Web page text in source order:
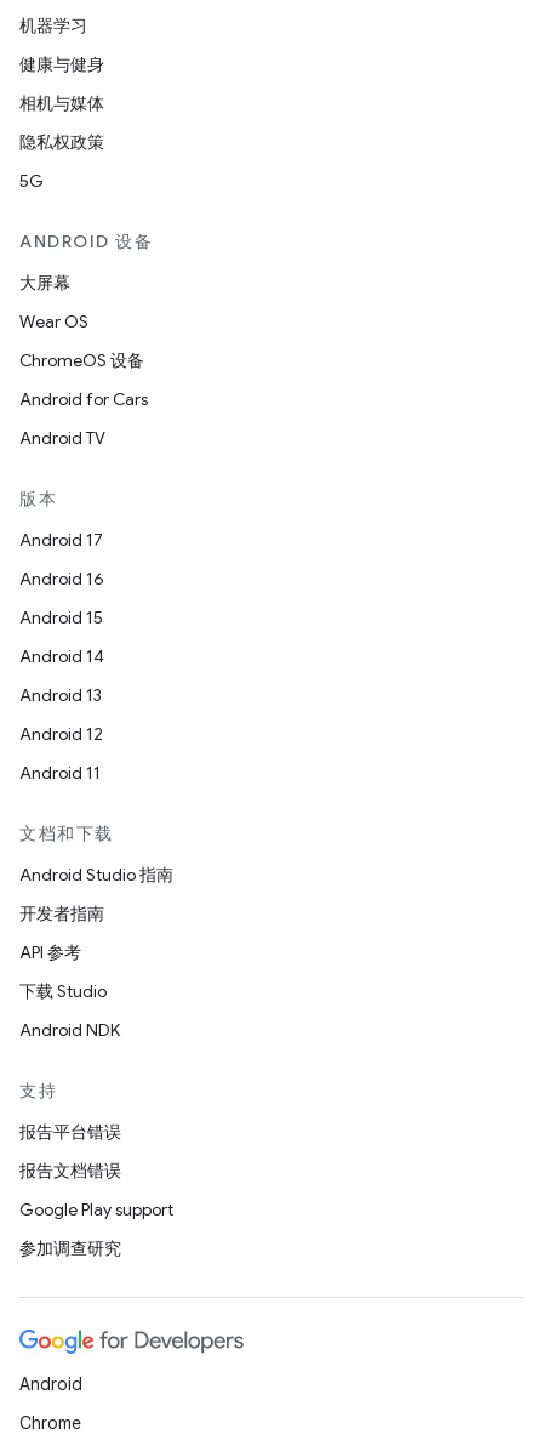
机器学习
健康与健身
相机与媒体
隐私权政策
5G
ANDROID 设备
大屏幕
Wear OS
ChromeOS 设备
Android for Cars
Android TV
版本
Android 17
Android 16
Android 15
Android 14
Android 13
Android 12
Android 11
文档和下载
Android Studio 指南
开发者指南
API 参考
下载 Studio
Android NDK
支持
报告平台错误
报告文档错误
Google Play support
参加调查研究
Android
Chrome